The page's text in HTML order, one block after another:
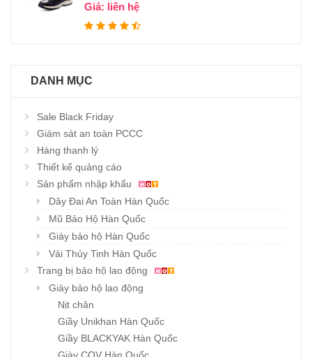
Giá: liên hệ
DANH MỤC
Sale Black Friday
Giám sát an toàn PCCC
Hàng thanh lý
Thiết kế quảng cáo
Sản phẩm nhập khẩu
Dây Đai An Toàn Hàn Quốc
Mũ Bảo Hộ Hàn Quốc
Giày bảo hộ Hàn Quốc
Vải Thủy Tinh Hàn Quốc
Trang bị bảo hộ lao động
Giày bảo hộ lao động
Nịt chân
Giầy Unikhan Hàn Quốc
Giầy BLACKYAK Hàn Quốc